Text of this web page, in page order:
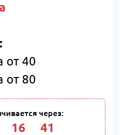
от 40
от 80
через:
16 40